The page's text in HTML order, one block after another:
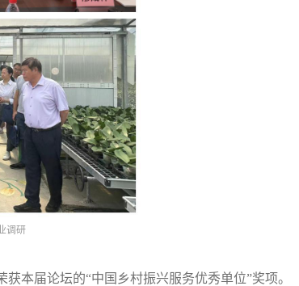
调研
本届论坛的“中国乡村振兴服务优秀单位”奖项。